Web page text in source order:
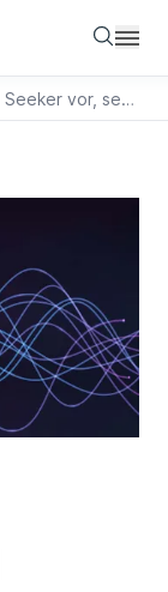
Claranet stellt AI Seeker vor, seine neue generative KI-Lösung zur Optimierung der Informationssuche